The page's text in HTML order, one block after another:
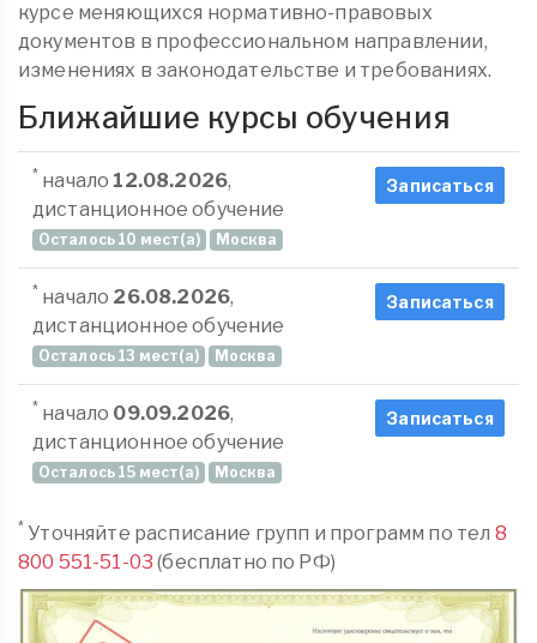
курсе меняющихся нормативно-правовых
документов в профессиональном направлении,
изменениях в законодательстве и требованиях.
Ближайшие курсы обучения
* начало 12.08.2026,
дистанционное обучение
Осталось 10 мест(а) Москва
Записаться
* начало 26.08.2026,
дистанционное обучение
Осталось 13 мест(а) Москва
Записаться
* начало 09.09.2026,
дистанционное обучение
Осталось 15 мест(а) Москва
Записаться
* Уточняйте расписание групп и программ по тел 8
800 551-51-03 (бесплатно по РФ)